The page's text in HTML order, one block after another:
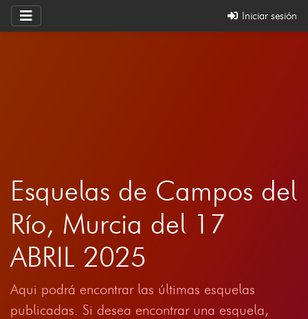
Iniciar sesión
Esquelas de Campos del
Río, Murcia del 17
ABRIL 2025
Aqui podrá encontrar las últimas esquelas
publicadas. Si desea encontrar una esquela,